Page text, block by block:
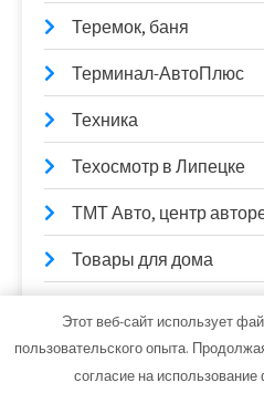
Теремок, баня
Терминал-АвтоПлюс
Техника
Техосмотр в Липецке
ТМТ Авто, центр
Товары для дома
Три Богатыря,
Этот веб-сайт использует
пользовательского опыта.
согласие на